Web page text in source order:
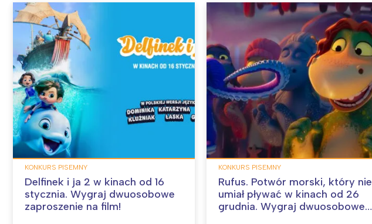
KONKURS PISEMNY
Delfinek i ja 2 w kinach od 16
stycznia. Wygraj dwuosobowe
zaproszenie na film!
KONKURS PISEMNY
Rufus. Potwór morski, który nie
umiał pływać w kinach od 26
grudnia. Wygraj dwuosobowe